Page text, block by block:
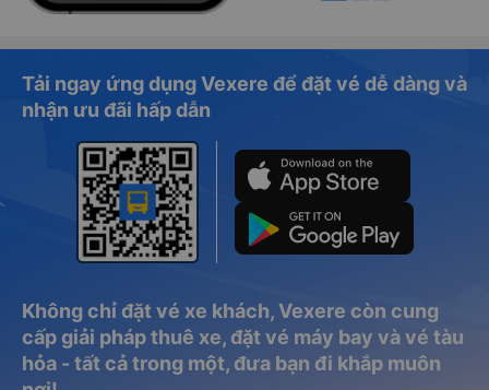
Tải ngay ứng dụng Vexere để đặt vé dễ dàng và
nhận ưu đãi hấp dẫn
Không chỉ đặt vé xe khách, Vexere còn cung
cấp giải pháp thuê xe, đặt vé máy bay và vé tàu
hỏa - tất cả trong một, đưa bạn đi khắp muôn